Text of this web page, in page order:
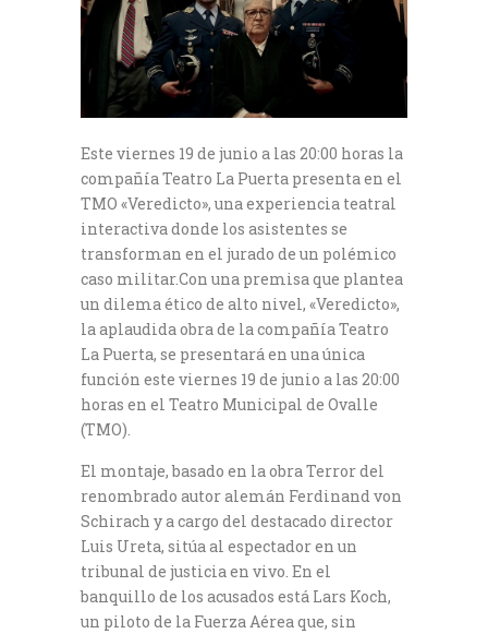
Este viernes 19 de junio a las 20:00 horas la
compañía Teatro La Puerta presenta en el
TMO «Veredicto», una experiencia teatral
interactiva donde los asistentes se
transforman en el jurado de un polémico
caso militar.Con una premisa que plantea
un dilema ético de alto nivel, «Veredicto»,
la aplaudida obra de la compañía Teatro
La Puerta, se presentará en una única
función este viernes 19 de junio a las 20:00
horas en el Teatro Municipal de Ovalle
(TMO).
El montaje, basado en la obra Terror del
renombrado autor alemán Ferdinand von
Schirach y a cargo del destacado director
Luis Ureta, sitúa al espectador en un
tribunal de justicia en vivo. En el
banquillo de los acusados está Lars Koch,
un piloto de la Fuerza Aérea que, sin